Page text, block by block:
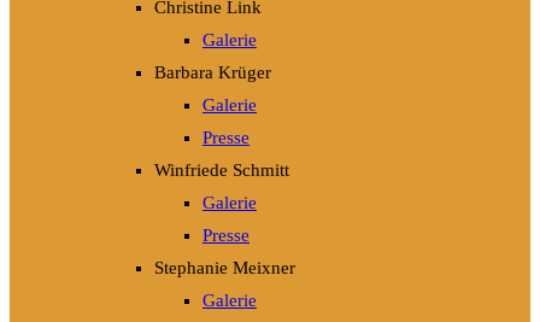
Christine Link
Galerie
Barbara Krüger
Galerie
Presse
Winfriede Schmitt
Galerie
Presse
Stephanie Meixner
Galerie